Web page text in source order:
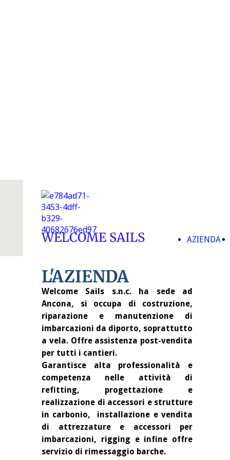
AZIENDA
WELCOME SAILS
L'AZIENDA
Welcome Sails s.n.c. ha sede ad
Ancona, si occupa di costruzione,
riparazione e manutenzione di
imbarcazioni da diporto, soprattutto
a vela. Offre assistenza post-vendita
per tutti i cantieri.
Garantisce alta professionalità e
competenza nelle attività di
refitting, progettazione e
realizzazione di accessori e strutture
in carbonio, installazione e vendita
di attrezzature e accessori per
imbarcazioni, rigging e infine offre
servizio di rimessaggio barche.